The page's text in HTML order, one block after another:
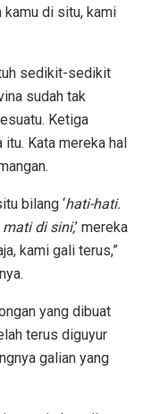
kamu di situ, kami
sedikit-sedikit
sudah tak
Ketiga
itu. Kata mereka hal
bilang ‘hati-hati.
di sini,’ mereka
kami gali terus,”
yang dibuat
terus diguyur
galian yang